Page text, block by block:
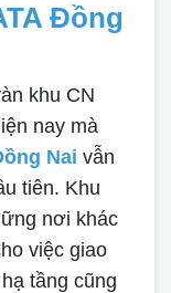
Đồng
khu CN
nay mà
Nai vẫn
tiên. Khu
nơi khác
việc giao
tầng cũng